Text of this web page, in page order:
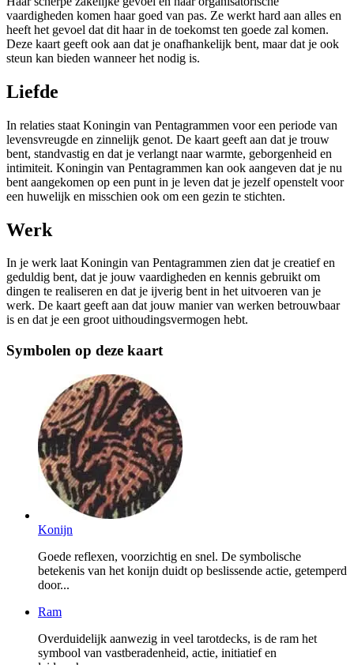
vaardigheden komen haar goed van pas. Ze werkt hard aan alles en
heeft het gevoel dat dit haar in de toekomst ten goede zal komen.
Deze kaart geeft ook aan dat je onafhankelijk bent, maar dat je ook
steun kan bieden wanneer het nodig is.
Liefde
In relaties staat Koningin van Pentagrammen voor een periode van
levensvreugde en zinnelijk genot. De kaart geeft aan dat je trouw
bent, standvastig en dat je verlangt naar warmte, geborgenheid en
intimiteit. Koningin van Pentagrammen kan ook aangeven dat je nu
bent aangekomen op een punt in je leven dat je jezelf openstelt voor
een huwelijk en misschien ook om een gezin te stichten.
Werk
In je werk laat Koningin van Pentagrammen zien dat je creatief en
geduldig bent, dat je jouw vaardigheden en kennis gebruikt om
dingen te realiseren en dat je ijverig bent in het uitvoeren van je
werk. De kaart geeft aan dat jouw manier van werken betrouwbaar
is en dat je een groot uithoudingsvermogen hebt.
Symbolen op deze kaart
Konijn
Goede reflexen, voorzichtig en snel. De symbolische
betekenis van het konijn duidt op beslissende actie, getemperd
door...
Ram
Overduidelijk aanwezig in veel tarotdecks, is de ram het
symbool van vastberadenheid, actie, initiatief en